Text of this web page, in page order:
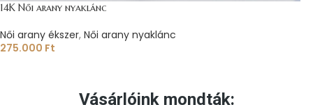
14K Női arany nyaklánc
Női arany ékszer, Női arany nyaklánc
275.000 Ft